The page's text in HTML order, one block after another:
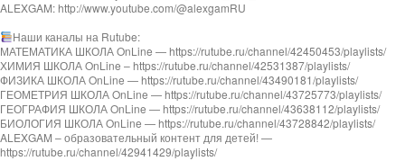
ALEXGAM: http://www.youtube.com/@alexgamRU
Наши каналы на Rutube:
МАТЕМАТИКА ШКОЛА OnLine — https://rutube.ru/channel/42450453/playlists/
ХИМИЯ ШКОЛА OnLine – https://rutube.ru/channel/42531387/playlists/
ФИЗИКА ШКОЛА OnLine — https://rutube.ru/channel/43490181/playlists/
ГЕОМЕТРИЯ ШКОЛА OnLine — https://rutube.ru/channel/43725773/playlists/
ГЕОГРАФИЯ ШКОЛА OnLine — https://rutube.ru/channel/43638112/playlists/
БИОЛОГИЯ ШКОЛА OnLine — https://rutube.ru/channel/43728842/playlists/
ALEXGAM – образовательный контент для детей! —
https://rutube.ru/channel/42941429/playlists/